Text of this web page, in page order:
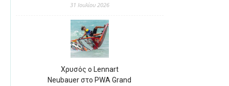
31 Ιουλίου 2026
Χρυσός ο Lennart
Neubauer στο PWA Grand